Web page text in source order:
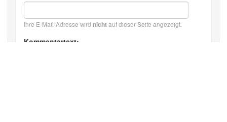
Ihre E-Mail-Adresse wird nichtauf dieser Seite angezeigt.
Kommentartext: